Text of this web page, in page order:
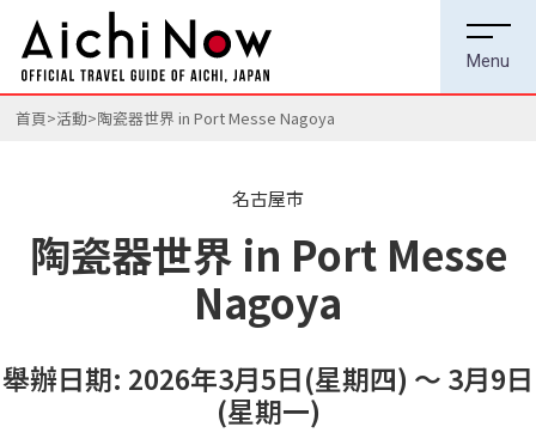
首頁 活動 陶瓷器世界 in Port Messe Nagoya
名古屋市
陶瓷器世界 in Port Messe
Nagoya
舉辦日期: 2026年3月5日(星期四) ～ 3月9日
(星期一)